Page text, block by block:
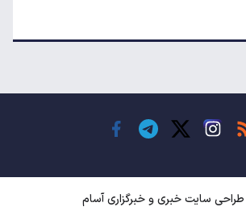
طراحی سایت خبری و خبرگزاری آسام